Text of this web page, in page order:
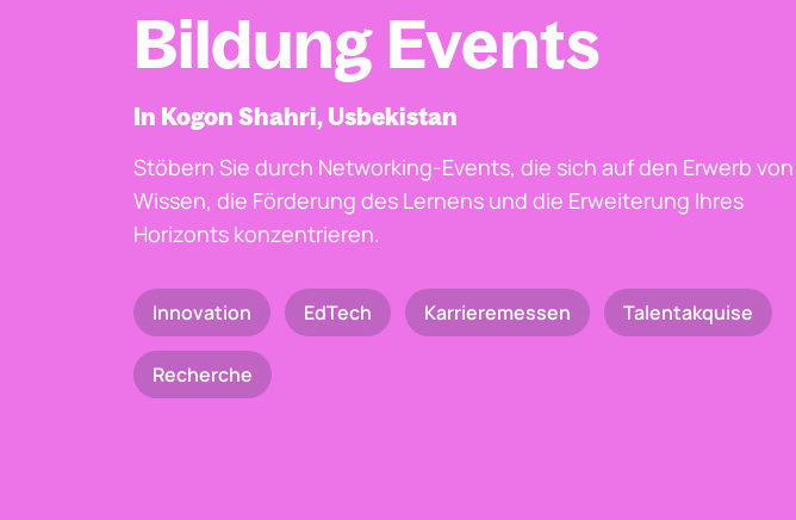
Bildung Events
In Kogon Shahri, Usbekistan
Stöbern Sie durch Networking-Events, die sich auf den Erwerb von
Wissen, die Förderung des Lernens und die Erweiterung Ihres
Horizonts konzentrieren.
Innovation EdTech Karrieremessen Talentakquise
Recherche